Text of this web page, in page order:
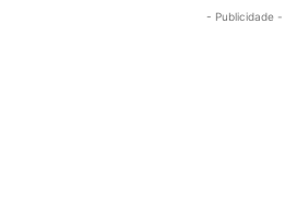
- Publicidade -